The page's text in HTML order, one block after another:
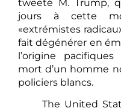
tweeté M. Trump,
jours à cette
«extrémistes
fait dégénérer en
l’origine
mort d’un homme
policiers blancs.
The United